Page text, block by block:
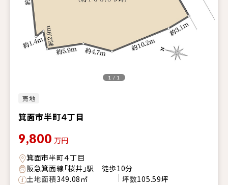
売地
箕面市半町４丁目
1 / 1
9,800 万円
箕面市半町４丁目
阪急箕面線「桜井」駅 徒歩10分
土地面積349.08㎡ 坪数105.59坪